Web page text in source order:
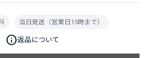
当日発送（営業日15時まで）
info返品について